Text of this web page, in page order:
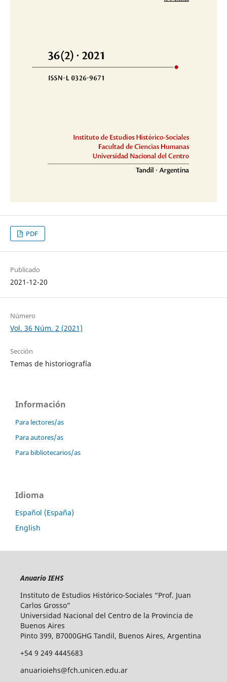
PDF
Publicado
2021-12-20
Número
Vol. 36 Núm. 2 (2021)
Sección
Temas de historiografía
Información
Para lectores/as
Para autores/as
Para bibliotecarios/as
Idioma
Español (España)
English
Anuario IEHS
Instituto de Estudios Histórico-Sociales “Prof. Juan
Carlos Grosso”
Universidad Nacional del Centro de la Provincia de
Buenos Aires
Pinto 399, B7000GHG Tandil, Buenos Aires, Argentina
+54 9 249 4445683
anuarioiehs@fch.unicen.edu.ar